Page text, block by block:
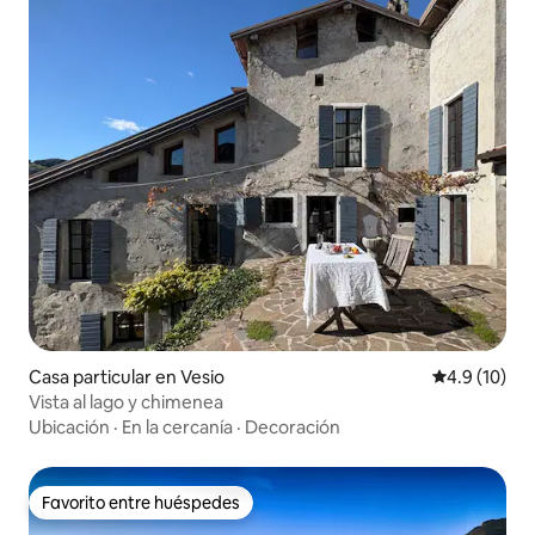
Casa particular en Vesio Calificación
4.9 (10)
Vista al lago y chimenea
Ubicación · En la cercanía · Decoración
Favorito entre huéspedes
Favorito entre huéspedes